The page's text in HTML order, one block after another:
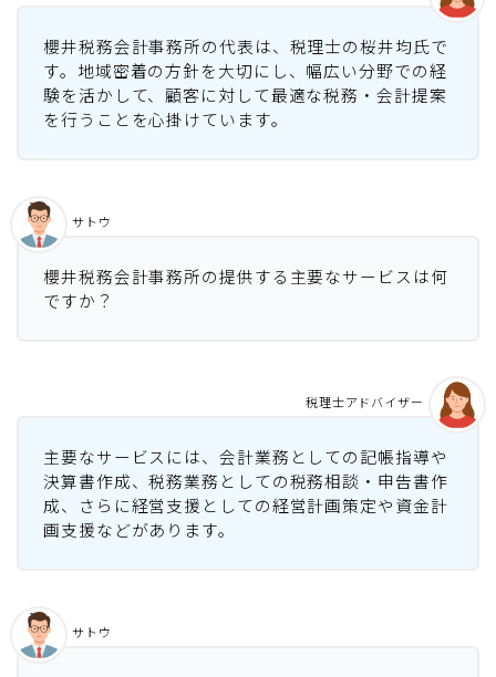
櫻井税務会計事務所の代表は、税理士の桜井均氏で
す。地域密着の方針を大切にし、幅広い分野での経
験を活かして、顧客に対して最適な税務・会計提案
を行うことを心掛けています。
櫻井税務会計事務所の提供する主要なサービスは何
ですか？
サトウ
主要なサービスには、会計業務としての記帳指導や
決算書作成、税務業務としての税務相談・申告書作
成、さらに経営支援としての経営計画策定や資金計
画支援などがあります。
税理士アドバイザー
サトウ